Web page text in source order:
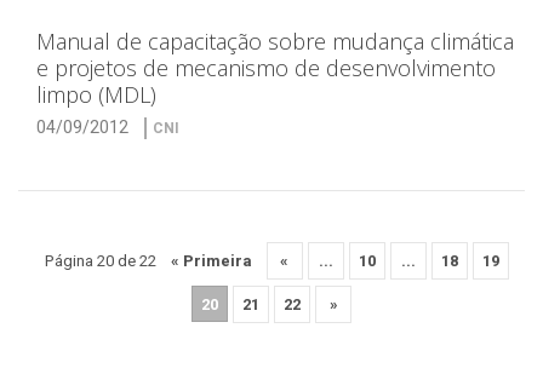
Manual de capacitação sobre mudança climática
e projetos de mecanismo de desenvolvimento
limpo (MDL)
04/09/2012 CNI
Página 20 de 22 « Primeira « ... 10 ... 18
19
20
21 22 »